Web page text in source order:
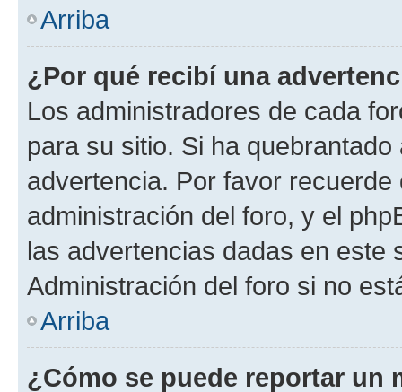
Arriba
¿Por qué recibí una
Los administradores de cada
para su sitio. Si ha
advertencia. Por favor
administración del foro, y el
las advertencias dadas en este
Administración del foro si no
Arriba
¿Cómo se puede reportar un